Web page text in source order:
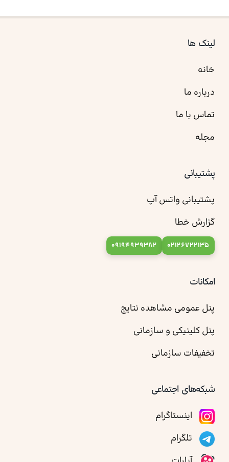
لینک ها
خانه
درباره ما
تماس با ما
مجله
پشتیبانی
پشتیبانی واتس آپ
گزارش خطا
02126722135
09194939382
امکانات
پنل عمومی مشاهده نتایج
پنل کلینیکی و سازمانی
تخفیفات سازمانی
شبکه‌های اجتماعی
اینستاگرام
تلگرام